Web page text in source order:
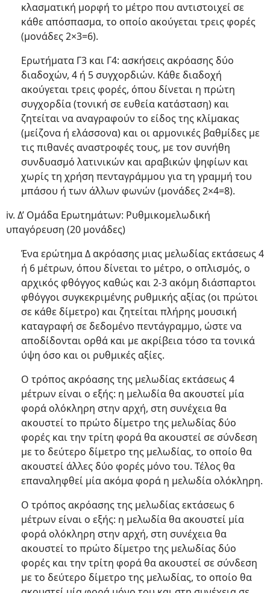
κλασματική μορφή το μέτρο που αντιστοιχεί σε
κάθε απόσπασμα, το οποίο ακούγεται τρεις φορές
(μονάδες 2×3=6).
Ερωτήματα Γ3 και Γ4: ασκήσεις ακρόασης δύο
διαδοχών, 4 ή 5 συγχορδιών. Κάθε διαδοχή
ακούγεται τρεις φορές, όπου δίνεται η πρώτη
συγχορδία (τονική σε ευθεία κατάσταση) και
ζητείται να αναγραφούν το είδος της κλίμακας
(μείζονα ή ελάσσονα) και οι αρμονικές βαθμίδες με
τις πιθανές αναστροφές τους, με τον συνήθη
συνδυασμό λατινικών και αραβικών ψηφίων και
χωρίς τη χρήση πενταγράμμου για τη γραμμή του
μπάσου ή των άλλων φωνών (μονάδες 2×4=8).
iv. Δ’ Ομάδα Ερωτημάτων: Ρυθμικομελωδική
υπαγόρευση (20 μονάδες)
Ένα ερώτημα Δ ακρόασης μιας μελωδίας εκτάσεως 4
ή 6 μέτρων, όπου δίνεται το μέτρο, ο οπλισμός, ο
αρχικός φθόγγος καθώς και 2-3 ακόμη διάσπαρτοι
φθόγγοι συγκεκριμένης ρυθμικής αξίας (οι πρώτοι
σε κάθε δίμετρο) και ζητείται πλήρης μουσική
καταγραφή σε δεδομένο πεντάγραμμο, ώστε να
αποδίδονται ορθά και με ακρίβεια τόσο τα τονικά
ύψη όσο και οι ρυθμικές αξίες.
Ο τρόπος ακρόασης της μελωδίας εκτάσεως 4
μέτρων είναι ο εξής: η μελωδία θα ακουστεί μία
φορά ολόκληρη στην αρχή, στη συνέχεια θα
ακουστεί το πρώτο δίμετρο της μελωδίας δύο
φορές και την τρίτη φορά θα ακουστεί σε σύνδεση
με το δεύτερο δίμετρο της μελωδίας, το οποίο θα
ακουστεί άλλες δύο φορές μόνο του. Τέλος θα
επαναληφθεί μία ακόμα φορά η μελωδία ολόκληρη.
Ο τρόπος ακρόασης της μελωδίας εκτάσεως 6
μέτρων είναι ο εξής: η μελωδία θα ακουστεί μία
φορά ολόκληρη στην αρχή, στη συνέχεια θα
ακουστεί το πρώτο δίμετρο της μελωδίας δύο
φορές και την τρίτη φορά θα ακουστεί σε σύνδεση
με το δεύτερο δίμετρο της μελωδίας, το οποίο θα